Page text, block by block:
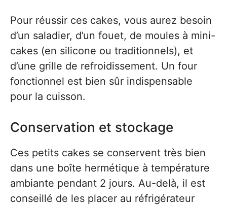
Pour réussir ces cakes, vous aurez besoin
d’un saladier, d’un fouet, de moules à mini-
cakes (en silicone ou traditionnels), et
d’une grille de refroidissement. Un four
fonctionnel est bien sûr indispensable
pour la cuisson.
Conservation et stockage
Ces petits cakes se conservent très bien
dans une boîte hermétique à température
ambiante pendant 2 jours. Au-delà, il est
conseillé de les placer au réfrigérateur